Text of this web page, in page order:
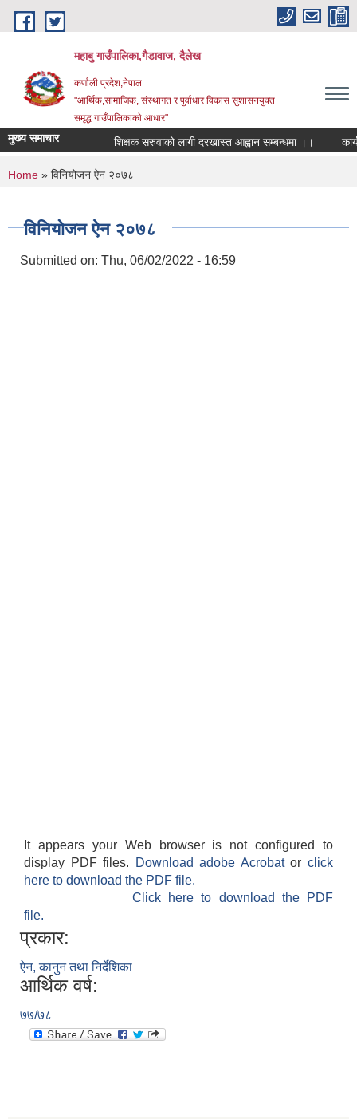
Skip to main content
महाबु गाउँपालिका,गैडावाज, दैलेख
कर्णाली प्रदेश,नेपाल
"आर्थिक,सामाजिक, संस्थागत र पुर्वाधार विकास सुशासनयुक्त
समृद्ध गाउँपालिकाकाे आधार"
मुख्य समाचार शिक्षक सरुवाको लागी दरखास्त आह्वान सम्बन्धमा ।।
You are here
Home » विनियोजन ऐन २०७८
विनियोजन ऐन २०७८
Submitted on: Thu, 06/02/2022 - 16:59
It appears your Web browser is not configured to
display PDF files.
Download adobe Acrobatorclick
here to download the PDF file.
Click here to download the PDF
file.
प्रकार:
ऐन, कानुन तथा निर्देशिका
आर्थिक वर्ष:
७७/७८